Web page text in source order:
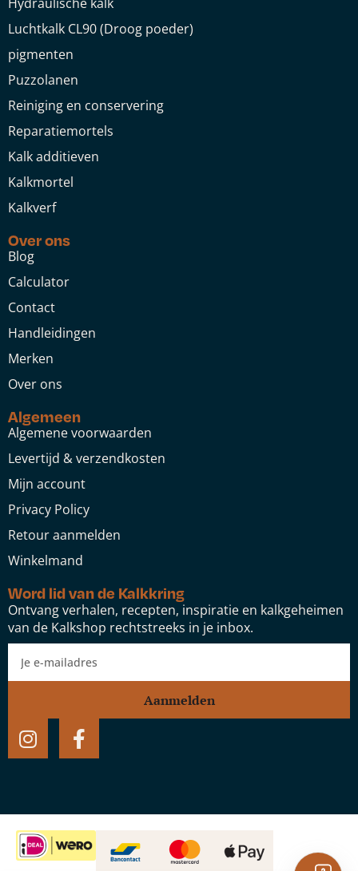
Luchtkalk CL90 (Droog poeder)
pigmenten
Puzzolanen
Reiniging en conservering
Reparatiemortels
Kalk additieven
Kalkmortel
Kalkverf
Over ons
Blog
Calculator
Contact
Handleidingen
Merken
Over ons
Algemeen
Algemene voorwaarden
Levertijd & verzendkosten
Mijn account
Privacy Policy
Retour aanmelden
Winkelmand
Word lid van de Kalkkring
Ontvang verhalen, recepten, inspiratie en kalkgeheimen
van de Kalkshop rechtstreeks in je inbox.
Aanmelden